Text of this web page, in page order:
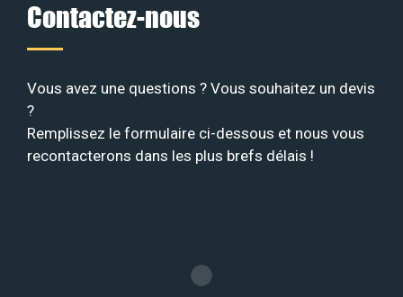
Contactez-nous
Vous avez une questions ? Vous souhaitez un devis
?
Remplissez le formulaire ci-dessous et nous vous
recontacterons dans les plus brefs délais !